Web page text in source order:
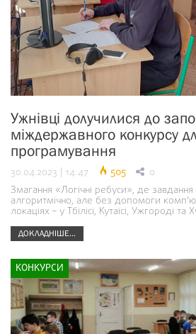
Ужнівці долучилися до
міждержавного конкурсу
програмування
30.04.2023 | 14:47 505 0
Змагання «Логічні ребуси», де
алгоритмічно, але без допомоги
локаціях – у Тбілісі, Кутаїсі, Ужгороді та
ДОКЛАДНІШЕ...
КОНКУРСИ